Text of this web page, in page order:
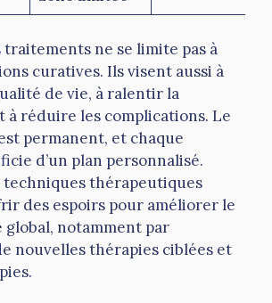
traitements ne se limite pas à
curatives. Ils visent aussi à
de vie, à ralentir la
à réduire les complications. Le
permanent, et chaque
d’un plan personnalisé.
techniques thérapeutiques
des espoirs pour améliorer le
global, notamment par
nouvelles thérapies ciblées et